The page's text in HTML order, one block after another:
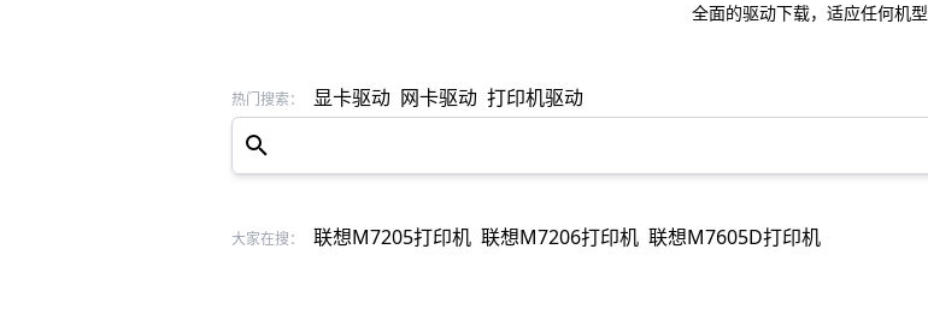
全面的驱动下载，适应任何机型
热门搜索： 显卡驱动 网卡驱动 打印机驱动
大家在搜： 联想M7205打印机 联想M7206打印机 联想M7605D打印机